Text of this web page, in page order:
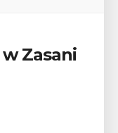
Zasani